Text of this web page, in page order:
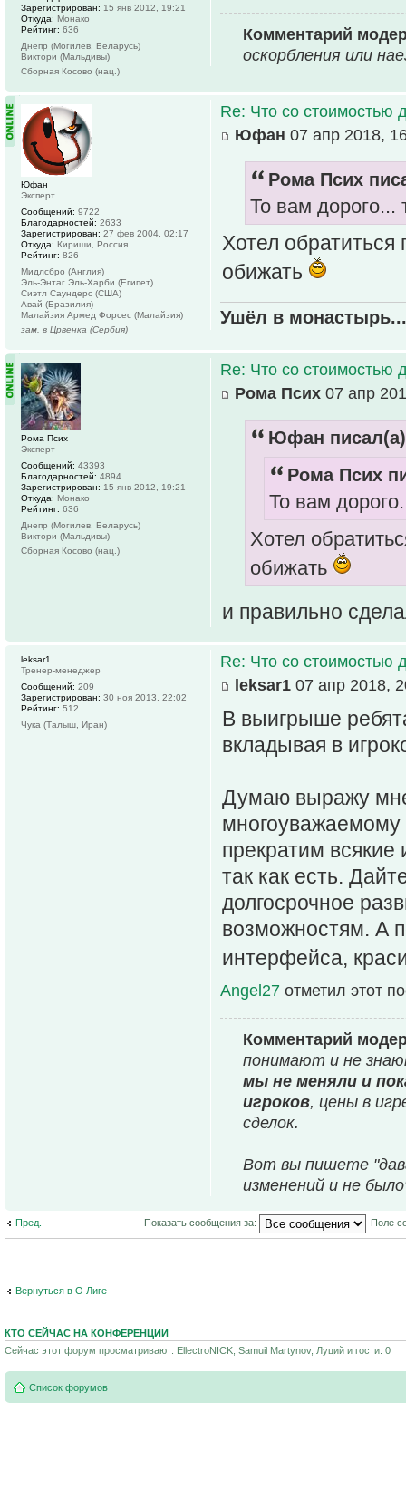
Комментарий
оскоpбления или
Зарегистрирован: 15 янв 2012, 19:21
Откуда: Монако
Рейтинг: 636
Днепр (Могилев, Беларусь)
Виктори (Мальдивы)
Сборная Косово (нац.)
Re: Что со стоимостью
Юфан 07 апр 2018,
Рома Псих
То вам дорого...
Хотел
обижать
Ушёл в монастырь...
Юфан
Эксперт
Сообщений: 9722
Благодарностей: 2633
Зарегистрирован: 27 фев 2004, 02:17
Откуда: Кириши, Россия
Рейтинг: 826
Мидлсбро (Англия)
Эль-Энтаг Эль-Харби (Египет)
Сиэтл Саундерс (США)
Авай (Бразилия)
Малайзия Армед Форсес (Малайзия)
зам. в Црвенка (Сербия)
Re: Что со стоимостью
Рома Псих 07 апр
Юфан
Рома Псих
То вам
Хотел
обижать
и правильно
Рома Псих
Эксперт
Сообщений: 43393
Благодарностей: 4894
Зарегистрирован: 15 янв 2012, 19:21
Откуда: Монако
Рейтинг: 636
Днепр (Могилев, Беларусь)
Виктори (Мальдивы)
Сборная Косово (нац.)
Re: Что со стоимостью
leksar1 07 апр 2018,
В выигрыше
вкладывая в
Думаю выражу
многоуважаемому
прекратим
так как есть.
долгосрочное
возможностям. А
интерфейса,
Angel27 отметил этот
Комментарий
понимают и не
мы не меняли и
игроков, цены в
сделок.
Вот вы пишете
изменений и не
leksar1
Тренер-менеджер
Сообщений: 209
Зарегистрирован: 30 ноя 2013, 22:02
Рейтинг: 512
Чука (Талыш, Иран)
Пред. Показать сообщения за: Поле
Вернуться в О Лиге
КТО СЕЙЧАС НА КОНФЕРЕНЦИИ
Сейчас этот форум просматривают: EllectroNICK, Samuil Martynov, Луций и гости: 0
Список форумов